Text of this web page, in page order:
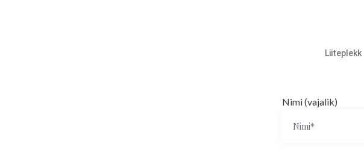
Liiteplekk
Nimi (vajalik)